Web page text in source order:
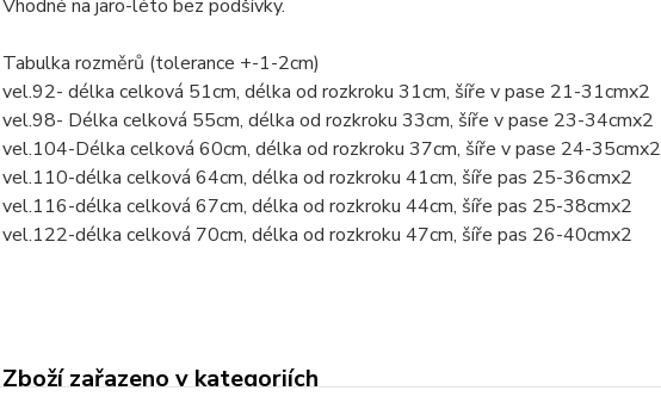
Vhodné na jaro-léto bez podšívky.
Tabulka rozměrů (tolerance +-1-2cm)
vel.92- délka celková 51cm, délka od rozkroku 31cm, šíře v pase 21-31cmx2
vel.98- Délka celková 55cm, délka od rozkroku 33cm, šíře v pase 23-34cmx2
vel.104-Délka celková 60cm, délka od rozkroku 37cm, šíře v pase 24-35cmx2
vel.110-délka celková 64cm, délka od rozkroku 41cm, šíře pas 25-36cmx2
vel.116-délka celková 67cm, délka od rozkroku 44cm, šíře pas 25-38cmx2
vel.122-délka celková 70cm, délka od rozkroku 47cm, šíře pas 26-40cmx2
Zboží zařazeno v kategoriích